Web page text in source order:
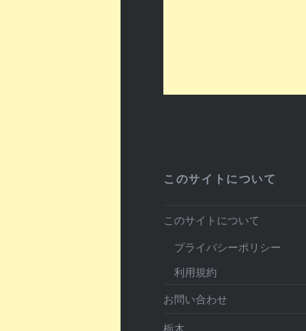
このサイトについて
このサイトについて
プライバシーポリシー
利用規約
お問い合わせ
栃木